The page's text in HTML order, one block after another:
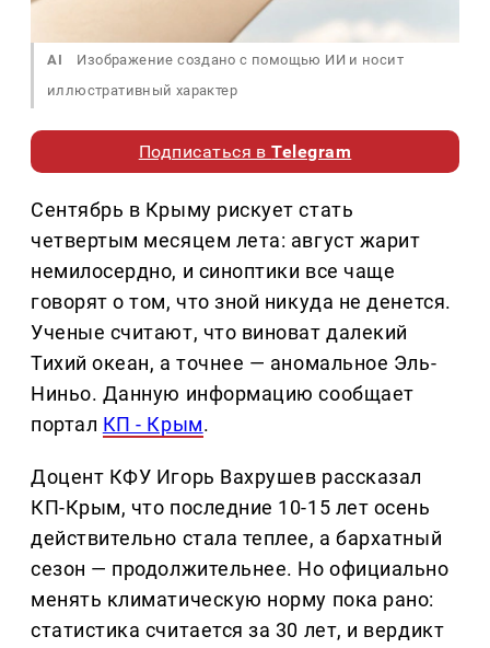
AI
Изображение создано с помощью ИИ и носит
иллюстративный характер
Подписаться вTelegram
Сентябрь в Крыму рискует стать
четвертым месяцем лета: август жарит
немилосердно, и синоптики все чаще
говорят о том, что зной никуда не денется.
Ученые считают, что виноват далекий
Тихий океан, а точнее — аномальное Эль-
Ниньо. Данную информацию сообщает
портал КП - Крым.
Доцент КФУ Игорь Вахрушев рассказал
КП-Крым, что последние 10-15 лет осень
действительно стала теплее, а бархатный
сезон — продолжительнее. Но официально
менять климатическую норму пока рано:
статистика считается за 30 лет, и вердикт